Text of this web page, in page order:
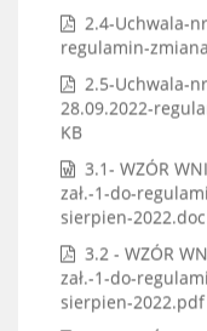
2.4-Uchwala-
regulamin-
2.5-Uchwala-
28.09.2022-
KB
3.1- WZÓR
zał.-1-do-
sierpien-
3.2 - WZÓR
zał.-1-do-
sierpien-2022.pdf